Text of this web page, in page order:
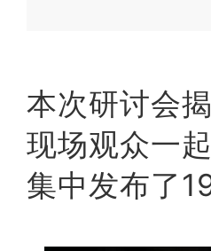
本次研讨会
现场观众一
集中发布了